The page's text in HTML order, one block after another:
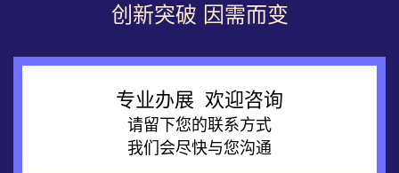
创新突破 因需而变
专业办展 欢迎咨询
请留下您的联系方式
我们会尽快与您沟通